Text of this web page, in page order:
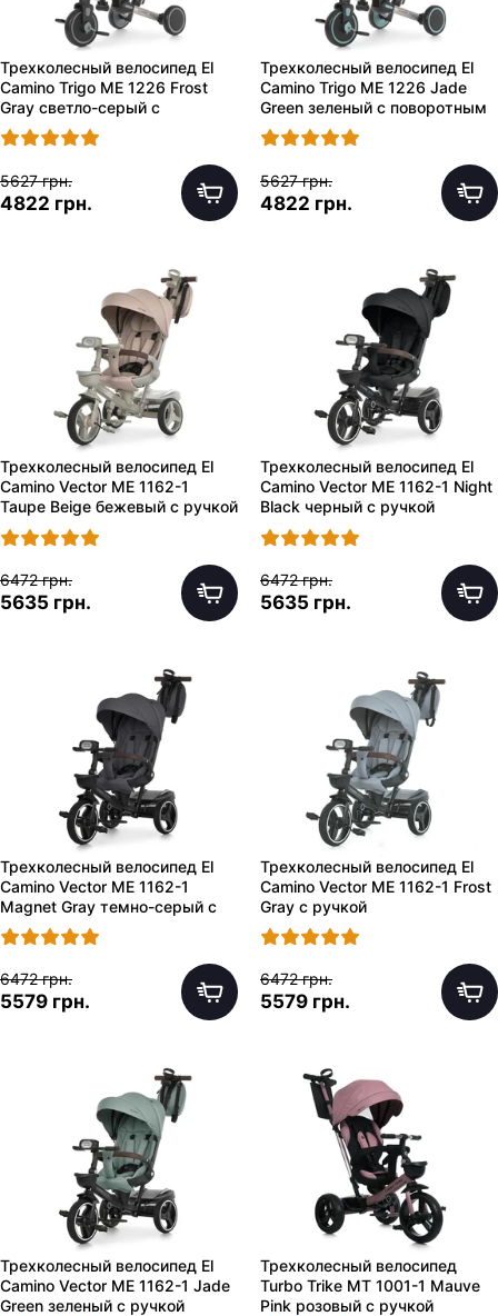
Трехколесный велосипед El
Camino Trigo ME 1226 Frost
Gray светло-серый с
поворотным сиденьем
5627 грн.
4822 грн.
Трехколесный велосипед El
Camino Trigo ME 1226 Jade
Green зеленый с поворотным
сиденьем
5627 грн.
4822 грн.
Трехколесный велосипед El
Camino Vector ME 1162-1
Taupe Beige бежевый с ручкой
6472 грн.
5635 грн.
Трехколесный велосипед El
Camino Vector ME 1162-1 Night
Black черный с ручкой
6472 грн.
5635 грн.
Трехколесный велосипед El
Camino Vector ME 1162-1
Magnet Gray темно-серый с
ручкой
6472 грн.
5579 грн.
Трехколесный велосипед El
Camino Vector ME 1162-1 Frost
Gray с ручкой
6472 грн.
5579 грн.
Трехколесный велосипед El
Camino Vector ME 1162-1 Jade
Green зеленый с ручкой
Трехколесный велосипед
Turbo Trike MT 1001-1 Mauve
Pink розовый с ручкой